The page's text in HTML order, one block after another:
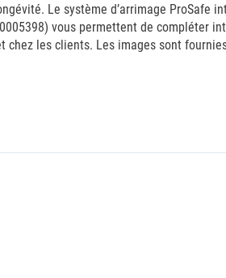
Le système d’arrimage
vous permettent de compléter
les clients. Les images sont